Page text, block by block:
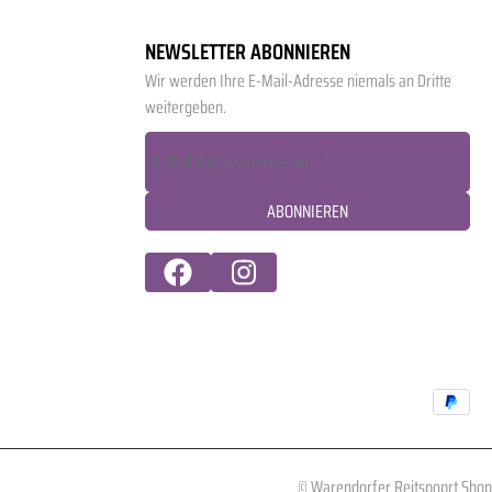
NEWSLETTER ABONNIEREN
Wir werden Ihre E-Mail-Adresse niemals an Dritte
weitergeben.
ABONNIEREN